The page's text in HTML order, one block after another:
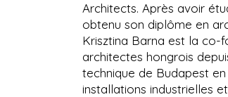
Architects. Après avoir
obtenu son diplôme en
Krisztina Barna est la co-
architectes hongrois
technique de Budapest
installations industrielles